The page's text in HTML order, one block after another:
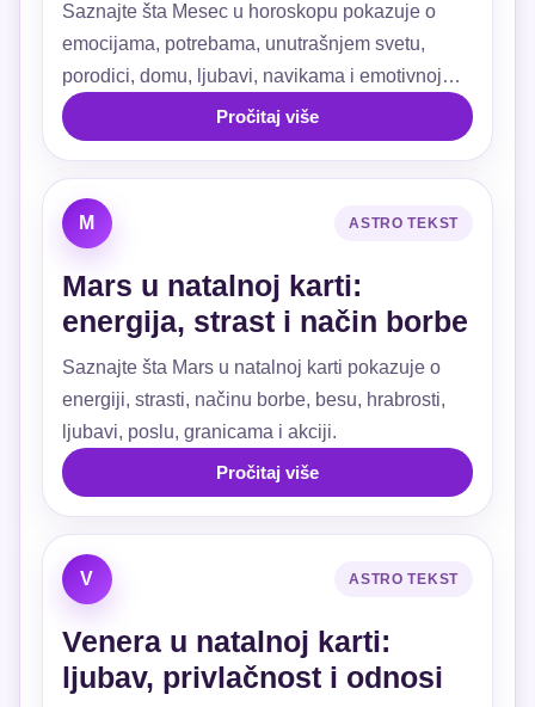
Saznajte šta Mesec u horoskopu pokazuje o
emocijama, potrebama, unutrašnjem svetu,
porodici, domu, ljubavi, navikama i emotivnoj
sigurnosti.
Pročitaj više
M ASTRO TEKST
Mars u natalnoj karti:
energija, strast i način borbe
Saznajte šta Mars u natalnoj karti pokazuje o
energiji, strasti, načinu borbe, besu, hrabrosti,
ljubavi, poslu, granicama i akciji.
Pročitaj više
V ASTRO TEKST
Venera u natalnoj karti:
ljubav, privlačnost i odnosi